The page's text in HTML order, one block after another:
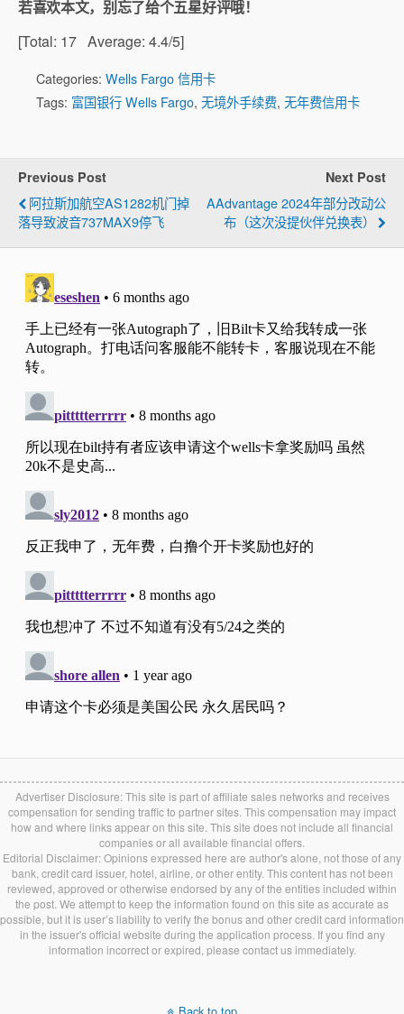
若喜欢本文，别忘了给个五星好评哦！
[Total: 17 Average: 4.4/5]
Categories: Wells Fargo 信用卡
Tags: 富国银行 Wells Fargo, 无境外手续费, 无年费信用卡
Previous Post
阿拉斯加航空AS1282机门掉
落导致波音737MAX9停飞
Next Post
AAdvantage 2024年部分改动公
布（这次没提伙伴兑换表）
Advertiser Disclosure: This site is part of affiliate sales networks and receives
compensation for sending traffic to partner sites. This compensation may impact
how and where links appear on this site. This site does not include all financial
companies or all available financial offers.
Editorial Disclaimer: Opinions expressed here are author's alone, not those of any
bank, credit card issuer, hotel, airline, or other entity. This content has not been
reviewed, approved or otherwise endorsed by any of the entities included within
the post. We attempt to keep the information found on this site as accurate as
possible, but it is user’s liability to verify the bonus and other credit card information
in the issuer's official website during the application process. If you find any
information incorrect or expired, please contact us immediately.